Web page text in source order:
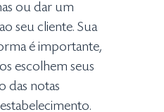
ou dar um
seu cliente. Sua
é importante,
escolhem seus
das notas